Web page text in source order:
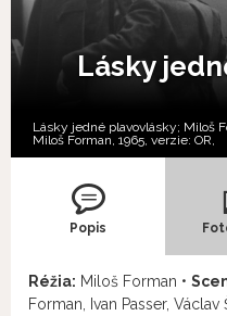
Lásky
Lásky jedné plavovlásky; Miloš
Miloš Forman, 1965, verzie: OR,
Popis
Réžia: Miloš Forman •
Forman, Ivan Passer, Václav